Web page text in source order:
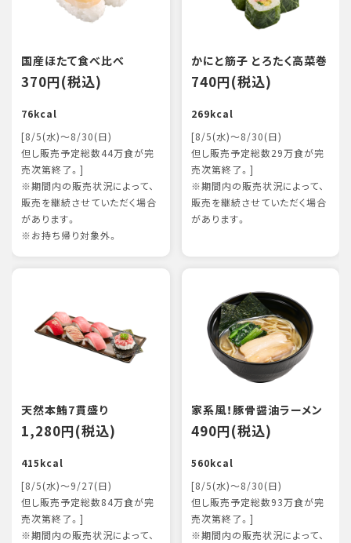
国産ほたて食べ比べ
370円(税込)
76kcal
[8/5(水)～8/30(日)
但し販売予定総数44万食が完
売次第終了。]
※期間内の販売状況によって、
販売を継続させていただく場合
があります。
※お持ち帰り対象外。
かにと筋子 とろたく高菜巻
740円(税込)
269kcal
[8/5(水)～8/30(日)
但し販売予定総数29万食が完
売次第終了。]
※期間内の販売状況によって、
販売を継続させていただく場合
があります。
天然本鮪7貫盛り
1,280円(税込)
415kcal
[8/5(水)～9/27(日)
但し販売予定総数84万食が完
売次第終了。]
※期間内の販売状況によって、
家系風！豚骨醤油ラーメン
490円(税込)
560kcal
[8/5(水)～8/30(日)
但し販売予定総数93万食が完
売次第終了。]
※期間内の販売状況によって、